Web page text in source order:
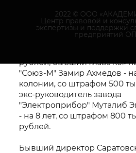
1-го ранга запаса"; бывший
консультант департамента
"Рособоронэкспорта"
ранга запаса Андрей
рублей; бывший глава
"Союз-М" Замир Ахмедов -
колонии, со штрафом 500
экс-руководитель завода
"Электроприбор" Муталиб
- на 8 лет, со штрафом 800
рублей.
Бывший директор
2022 © ООО
Центр правовой и
экспертизы и поддержки
предприятий